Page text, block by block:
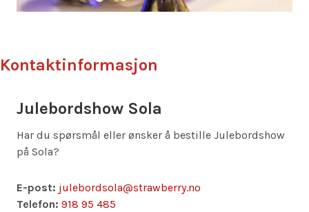
Kontaktinformasjon
Julebordshow Sola
Har du spørsmål eller ønsker å bestille Julebordshow
på Sola?
E-post: julebordsola@strawberry.no
Telefon: 918 95 485